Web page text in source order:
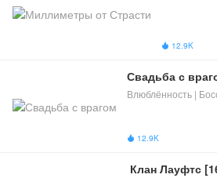
 12.9K
Свадьба с
Влюблённость |
 12.9K
Клан Лауфтс